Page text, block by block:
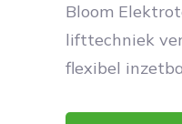
Bloom
lifttechniek
flexibel